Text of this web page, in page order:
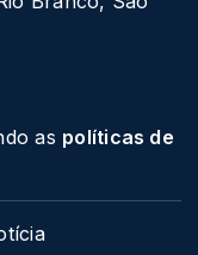
as políticas de